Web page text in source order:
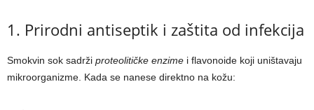
1. Prirodni antiseptik i zaštita od infekcija
Smokvin sok sadrži proteolitičke enzime i flavonoide koji uništavaju
mikroorganizme. Kada se nanese direktno na kožu: